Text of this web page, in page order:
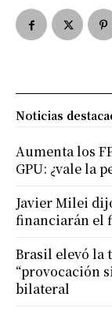
Noticias
Aumenta los
GPU: ¿vale la
Javier Milei
financiarán el
Brasil elevó la
“provocación
bilateral